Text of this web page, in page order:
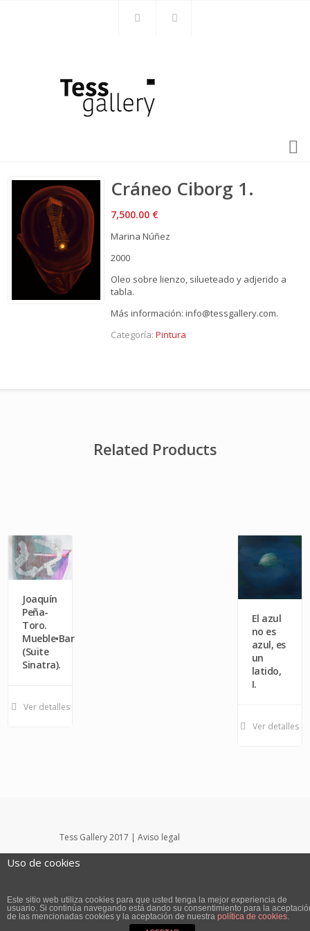
Cráneo Ciborg 1.
7,500.00 €
Marina Núñez
2000
Oleo sobre lienzo, silueteado y adjerido a
tabla.
Más información: info@tessgallery.com.
Categoría:Pintura
Related Products
Joaquín
Peña-
Toro.
Mueble•Bar
(Suite
Sinatra).
Ver detalles
El azul
no es
azul, es
un
latido,
I.
Ver detalles
Tess Gallery 2017 | Aviso legal
Portada
Uso de cookies
Este sitio web utiliza cookies para que usted tenga la mejor experiencia de
usuario. Si continúa navegando está dando su consentimiento para la
de las mencionadas cookies y la aceptación de nuestra política de cookies.